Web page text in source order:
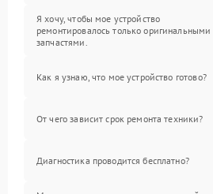
Я хочу, чтобы мое устройство
ремонтировалось только оригинальными
запчастями.
Как я узнаю, что мое устройство готово?
От чего зависит срок ремонта техники?
Диагностика проводится бесплатно?